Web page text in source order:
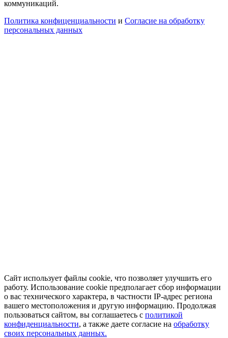
коммуникаций.
Политика конфиценциальности и Согласие на обработку
персональных данных
Сайт использует файлы cookie, что позволяет улучшить его
работу. Использование cookie предполагает сбор информации
о вас технического характера, в частности IP-адрес региона
вашего местоположения и другую информацию. Продолжая
пользоваться сайтом, вы соглашаетесь с политикой
конфиденциальности, а также даете согласие на обработку
своих персональных данных.